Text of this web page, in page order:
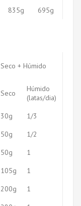
835g 695g
Seco + Húmido
Seco
Húmido
(latas/dia)
30g
1/3
50g
1/2
50g
1
105g
1
200g
1